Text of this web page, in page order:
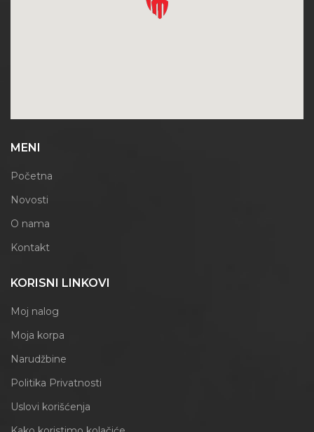
MENI
Početna
Novosti
O nama
Kontakt
KORISNI LINKOVI
Moj nalog
Moja korpa
Narudžbine
Politika Privatnosti
Uslovi korišćenja